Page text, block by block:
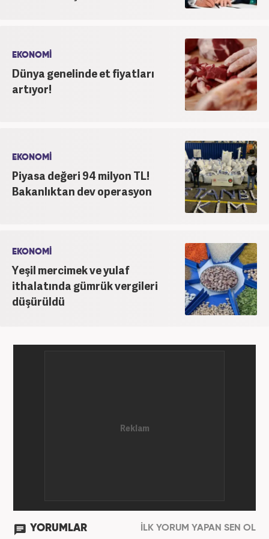
EKONOMİ
Dünya genelinde et fiyatları
artıyor!
EKONOMİ
Piyasa değeri 94 milyon TL!
Bakanlıktan dev operasyon
EKONOMİ
Yeşil mercimek ve yulaf
ithalatında gümrük vergileri
düşürüldü
YORUMLAR İLK YORUM YAPAN SEN OL